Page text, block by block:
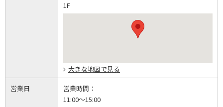
1F
大きな地図で見る
営業日
営業時間：
11:00～15:00